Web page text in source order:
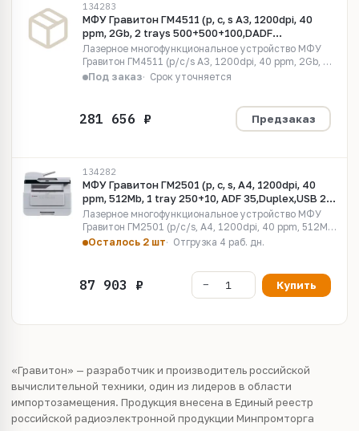
134283
МФУ Гравитон ГМ4511 (p, c, s A3, 1200dpi, 40
ppm, 2Gb, 2 trays 500+500+100,DADF
100,Duplex,USB 2.0 /Ethernet 1000, WiFi , LCD 8'',
картридж GC300006K на 6000стр. )
Лазерное многофункциональное устройство МФУ
Гравитон ГМ4511 (p/c/s A3, 1200dpi, 40 ppm, 2Gb, 2
trays 500+500+100,DADF 100,Duplex,USB 2.0
Под заказ Срок уточняется
Предзаказ
134282
МФУ Гравитон ГМ2501 (p, c, s, A4, 1200dpi, 40
ppm, 512Mb, 1 tray 250+10, ADF 35,Duplex,USB 2.0
/Ethernet 1000, WiFi, картридж GC400003K на
3000стр. )
Лазерное многофункциональное устройство МФУ
Гравитон ГМ2501 (p/c/s, A4, 1200dpi, 40 ppm, 512Mb,
1 tray 250+10, ADF 35,Duplex,USB 2.0 /Ethernet
Осталось 2 шт Отгрузка 4 раб. дн.
Купить
«Гравитон» — разработчик и производитель российской
вычислительной техники, один из лидеров в области
импортозамещения. Продукция внесена в Единый реестр
российской радиоэлектронной продукции Минпромторга